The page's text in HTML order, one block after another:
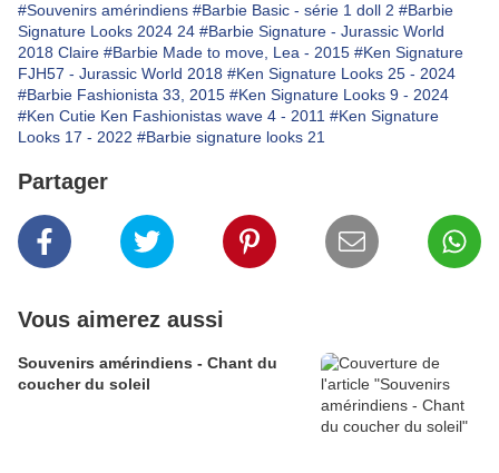
#Souvenirs amérindiens #Barbie Basic - série 1 doll 2 #Barbie
Signature Looks 2024 24 #Barbie Signature - Jurassic World
2018 Claire #Barbie Made to move, Lea - 2015 #Ken Signature
FJH57 - Jurassic World 2018 #Ken Signature Looks 25 - 2024
#Barbie Fashionista 33, 2015 #Ken Signature Looks 9 - 2024
#Ken Cutie Ken Fashionistas wave 4 - 2011 #Ken Signature
Looks 17 - 2022 #Barbie signature looks 21
Partager
Vous aimerez aussi
Souvenirs amérindiens - Chant du
coucher du soleil